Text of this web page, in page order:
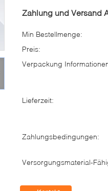
Zahlung und Versand
Min Bestellmenge:
Preis:
Verpackung
Lieferzeit:
Zahlungsbedingungen:
Versorgungsmaterial-